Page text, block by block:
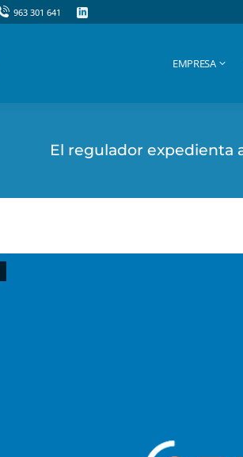
963 301 641
EMPRESA
El regulador expedienta
963 301 641